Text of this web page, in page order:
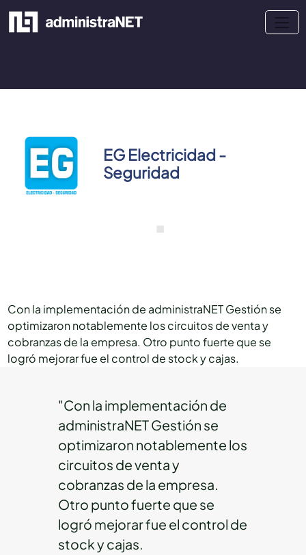
EG Electricidad -
Seguridad
Con la implementación de administraNET Gestión se
optimizaron notablemente los circuitos de venta y
cobranzas de la empresa. Otro punto fuerte que se
logró mejorar fue el control de stock y cajas.
"Con la implementación de
administraNET Gestión se
optimizaron notablemente los
circuitos de venta y
cobranzas de la empresa.
Otro punto fuerte que se
logró mejorar fue el control de
stock y cajas.